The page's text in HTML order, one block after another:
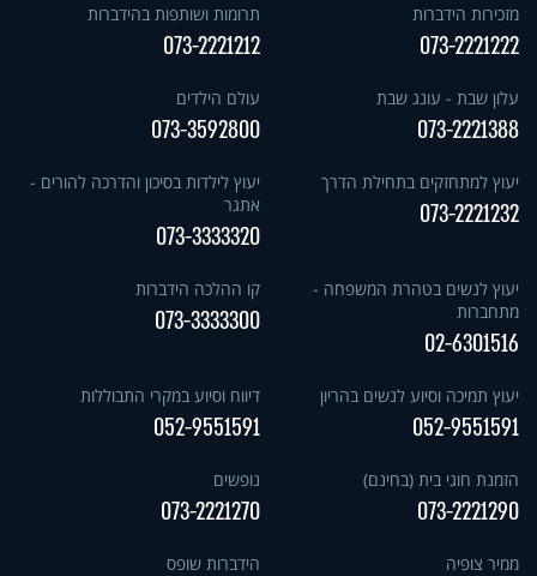
מזכירות הידברות
073-2221222
תרומות ושותפות בהידברות
073-2221212
עלון שבת - עונג שבת
073-2221388
עולם הילדים
073-3592800
יעוץ למתחזקים בתחילת הדרך
073-2221232
יעוץ לילדות בסיכון והדרכה להורים -
אתגר
073-3333320
יעוץ לנשים בטהרת המשפחה -
מתחברות
02-6301516
קו ההלכה הידברות
073-3333300
יעוץ תמיכה וסיוע לנשים בהריון
052-9551591
דיווח וסיוע במקרי התבוללות
052-9551591
הזמנת חוגי בית (בחינם)
073-2221290
נופשים
073-2221270
ממיר צופיה הידברות שופס